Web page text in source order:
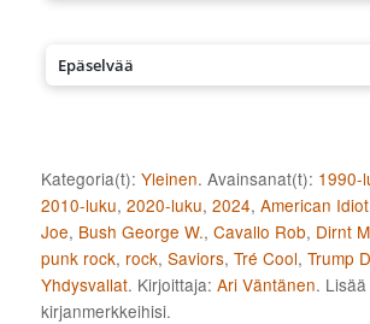
Epäselvää
Kategoria(t):Yleinen. Avainsanat(t): 1990-
2010-luku,2020-luku,2024,American Idiot
Joe, Bush George W.,Cavallo Rob, Dirnt
punk rock, rock,Saviors,Tré Cool,Trump
Yhdysvallat. Kirjoittaja:Ari Väntänen.
kirjanmerkkeihisi.